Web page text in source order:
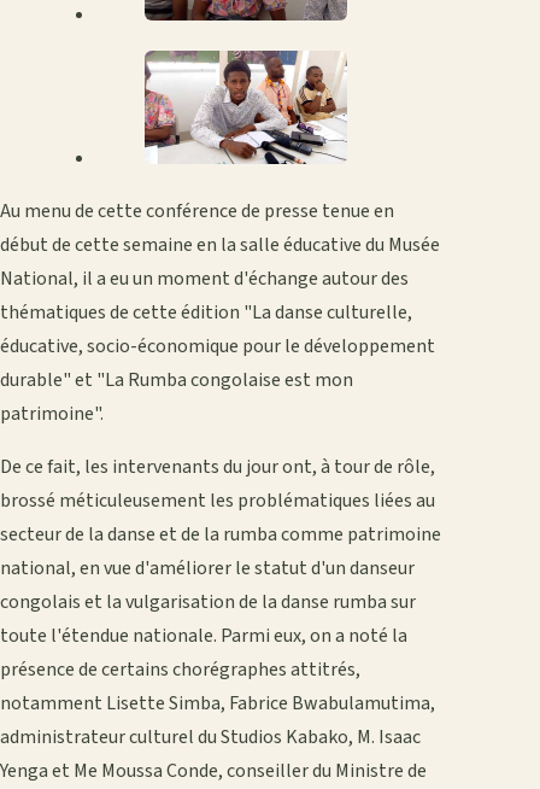
Au menu de cette conférence de presse tenue en
début de cette semaine en la salle éducative du Musée
National, il a eu un moment d'échange autour des
thématiques de cette édition "La danse culturelle,
éducative, socio-économique pour le développement
durable" et "La Rumba congolaise est mon
patrimoine".
De ce fait, les intervenants du jour ont, à tour de rôle,
brossé méticuleusement les problématiques liées au
secteur de la danse et de la rumba comme patrimoine
national, en vue d'améliorer le statut d'un danseur
congolais et la vulgarisation de la danse rumba sur
toute l'étendue nationale. Parmi eux, on a noté la
présence de certains chorégraphes attitrés,
notamment Lisette Simba, Fabrice Bwabulamutima,
administrateur culturel du Studios Kabako, M. Isaac
Yenga et Me Moussa Conde, conseiller du Ministre de